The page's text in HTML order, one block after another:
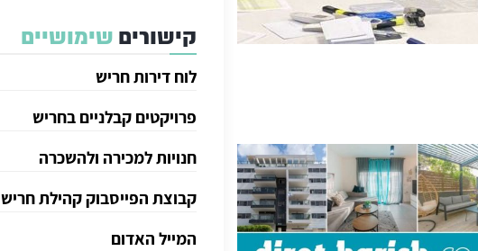
קישורים שימושיים
לוח דירות חריש
פרויקטים קבלניים בחריש
חנויות למכירה ולהשכרה
קבוצת הפייסבוק קהילת חריש
המייל האדום